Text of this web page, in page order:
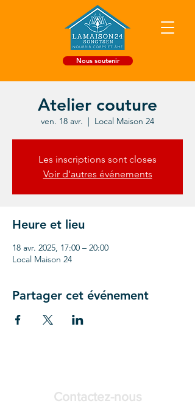
Nous soutenir
Atelier couture
ven. 18 avr.
  |
Local Maison 24
Les inscriptions sont closes
Voir d'autres événements
Heure et lieu
18 avr. 2025, 17:00 – 20:00
Local Maison 24
Partager cet événement
Contactez-nous